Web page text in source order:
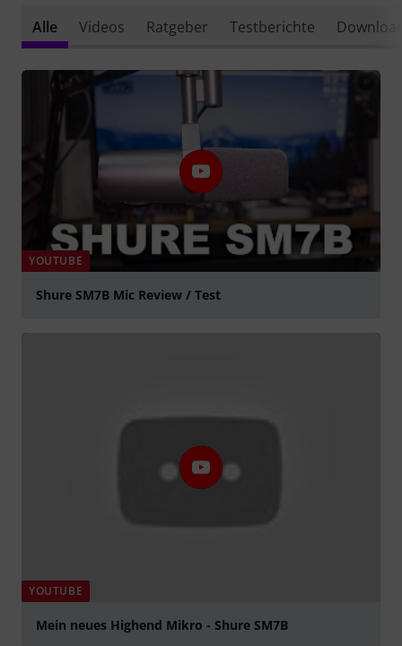
Alle Videos Ratgeber Testberichte
YOUTUBE
Shure SM7B Mic Review / Test
YOUTUBE
Mein neues Highend Mikro - Shure SM7B